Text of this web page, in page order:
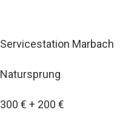
Servicestation Marbach
Natursprung
300 € + 200 €